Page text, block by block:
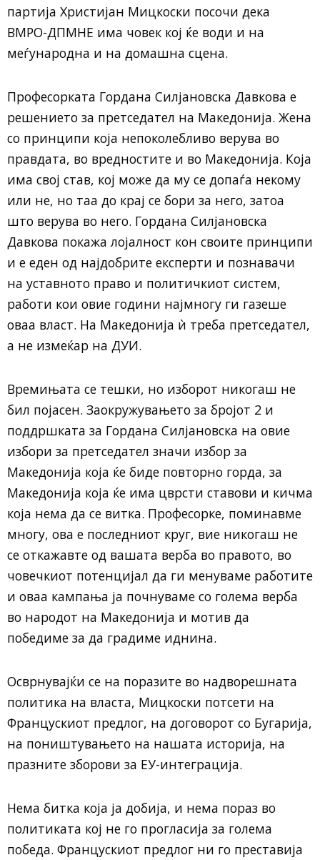
партија Христијан Мицкоски посочи дека
ВМРО-ДПМНЕ има човек кој ќе води и на
меѓународна и на домашна сцена.
Професорката Гордана Силјановска Давкова е
решението за претседател на Македонија. Жена
со принципи која непоколебливо верува во
правдата, во вредностите и во Македонија. Која
има свој став, кој може да му се допаѓа некому
или не, но таа до крај се бори за него, затоа
што верува во него. Гордана Силјановска
Давкова покажа лојалност кон своите принципи
и е еден од најдобрите експерти и познавачи
на уставното право и политичкиот систем,
работи кои овие години најмногу ги газеше
оваа власт. На Македонија ѝ треба претседател,
а не измеќар на ДУИ.
Времињата се тешки, но изборот никогаш не
бил појасен. Заокружувањето за бројот 2 и
поддршката за Гордана Силјановска на овие
избори за претседател значи избор за
Македонија која ќе биде повторно горда, за
Македонија која ќе има цврсти ставови и кичма
која нема да се витка. Професорке, поминавме
многу, ова е последниот круг, вие никогаш не
се откажавте од вашата верба во правото, во
човечкиот потенцијал да ги менуваме работите
и оваа кампања ја почнуваме со голема верба
во народот на Македонија и мотив да
победиме за да градиме иднина.
Осврнувајќи се на поразите во надворешната
политика на власта, Мицкоски потсети на
Францускиот предлог, на договорот со Бугарија,
на поништувањето на нашата историја, на
празните зборови за ЕУ-интеграција.
Нема битка која ја добија, и нема пораз во
политиката кој не го прогласија за голема
победа. Францускиот предлог ни го преставија